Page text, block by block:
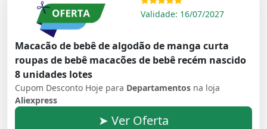
Validade: 16/07/2027
Macacão de bebê de algodão de manga curta
roupas de bebê macacões de bebê recém nascido
8 unidades lotes
Cupom Desconto Hoje para Departamentos na loja
Aliexpress
➤ Ver Oferta